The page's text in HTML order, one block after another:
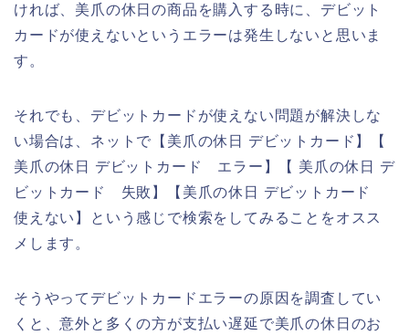
ければ、美爪の休日の商品を購入する時に、デビット
カードが使えないというエラーは発生しないと思いま
す。
それでも、デビットカードが使えない問題が解決しな
い場合は、ネットで【美爪の休日 デビットカード】【
美爪の休日 デビットカード エラー】【 美爪の休日 デ
ビットカード 失敗】【美爪の休日 デビットカード
使えない】という感じで検索をしてみることをオスス
メします。
そうやってデビットカードエラーの原因を調査してい
くと、意外と多くの方が支払い遅延で美爪の休日のお